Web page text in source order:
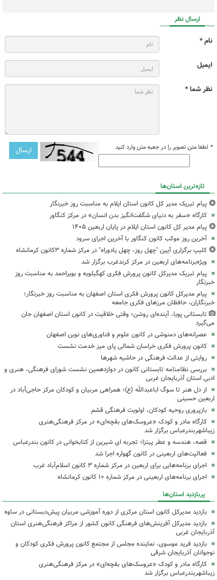
ارسال نظر
نام *
ایمیل
نظر شما *
* لطفا متن تصویر را در جعبه متن وارد کنید
تازه‌ترین استان‌ها
پیام تبریک مدیر کل کانون استان ایلام به مناسبت روز خبرنگار
کارگاه «سفر به دنیای شگفت‌انگیز بدن انسان» در مرکز کنگاور
پیام مدیر کل کانون استان ایلام در پایان اربعین ۱۴۰۵
آخرین روز موکب کانون کنگاور با آخرین اجرای سرود
کلیپ برگزاری آیین "چهل روز، چهل یادوراه" در مرکز شماره ۳کانون کرمانشاه
ویژه‌برنامه‌های اربعین در مرکز کرندغرب برگزار شد
پیام تبریک مدیرکل کانون پرورش فکری کهگیلویه و بویراحمد به مناسبت روز
خبرنگار
پیام مدیرکل کانون پرورش فکری استان اصفهان به مناسبت روز خبرنگار؛
خبرنگاران، حافظان مرزهای فکری جامعه
تابستانی پویا، آینده‌ای روشن؛ وقتی خلاقیت در کانون استان اصفهان جان
می‌گیرد
عصرانه‌های دمنوشی در کانون علوم و فناوری‌های نوین اصفهان
کانون پرورش فکری خراسان شمالی پای میز خدمت نشست
روایتی از عدالت فرهنگی در حاشیه شهرها
بررسی نظامنامه تابستانی کانون در دوازدهمین نشست شورای فرهنگی، هنری و
ادبی استان آذربایجان غربی
از دل هنر تا سوگ اباعبدالله (ع)؛ همراهی مربیان و کودکان مرکز حاجی‌آباد در
اربعین حسینی
بازپروری روحیه کودکان، اولویت فرهنگی قشم
کارگاه مادر و کودک «عروسک‌های بقچه‌ای» در مرکز فرهنگی‌هنری
زیباشهربندرعباس برگزار شد
قصه، هندسه و عطر پیتزا؛ تجربه ای شیرین از کتابخوانی در کانون بندرعباس
فعالیت‌های اربعینی در کانون گهواره اجرا شد
اجرای برنامه‌هایی برای اربعین در مرکز شماره ۳ کانون اسلام‌آباد غرب
اجرای برنامه‌های اربعینی در مرکز شماره ۱۰ کانون کرمانشاه
پربازدید استان‌ها
بازدید مدیرکل کانون استان مرکزی از دوره آموزشی مربیان پیش‌دبستانی در ساوه
بازدید مدیرکل آفرینش‌های فرهنگی کانون کشور از مراکز فرهنگی‌هنری استان
آذربایجان غربی
بازدید فرید موسوی، نماینده مجلس از مجتمع کانون پرورش فکری کودکان و
نوجوانان آذربایجان شرقی
کارگاه مادر و کودک «عروسک‌های بقچه‌ای» در مرکز فرهنگی‌هنری
زیباشهربندرعباس برگزار شد